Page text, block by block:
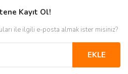
Kayıt Ol!
ile ilgili e-posta almak ister misiniz?
EKLE